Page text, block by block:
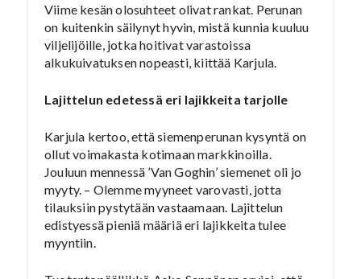
Viime kesän olosuhteet olivat rankat. Perunan
on kuitenkin säilynyt hyvin, mistä kunnia kuuluu
viljelijöille, jotka hoitivat varastoissa
alkukuivatuksen nopeasti, kiittää Karjula.
Lajittelun edetessä eri lajikkeita tarjolle
Karjula kertoo, että siemenperunan kysyntä on
ollut voimakasta kotimaan markkinoilla.
Jouluun mennessä ’Van Goghin’ siemenet oli jo
myyty. – Olemme myyneet varovasti, jotta
tilauksiin pystytään vastaamaan. Lajittelun
edistyessä pieniä määriä eri lajikkeita tulee
myyntiin.